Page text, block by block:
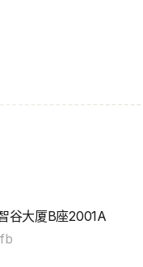
谷大厦B座2001A